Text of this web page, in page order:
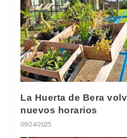
La Huerta de Bera
nuevos horarios
09/24/2025